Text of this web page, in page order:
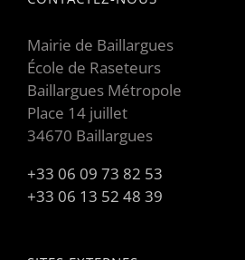
Mairie de Baillargues
École de Raseteurs
Baillargues Métropole
Place 14 juillet
34670 Baillargues
+33 06 09 73 82 53
+33 06 13 52 48 39